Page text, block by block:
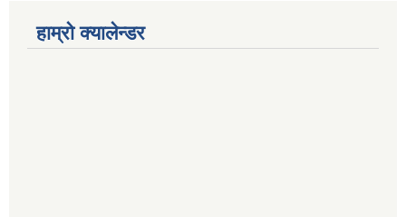
हाम्रो क्यालेन्डर